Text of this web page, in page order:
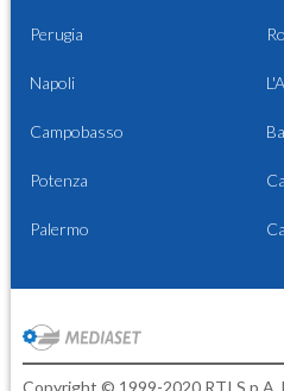
Perugia
Napoli
Campobasso
Potenza
Palermo
Copyright © 1999-2020 RTI S.p.A.